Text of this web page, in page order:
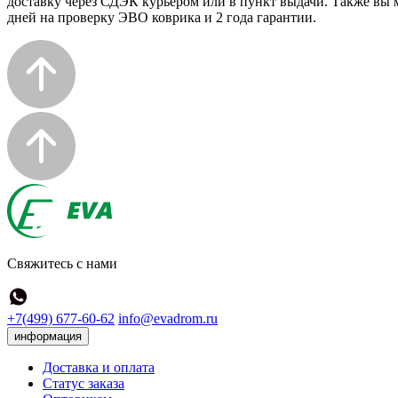
дней на проверку ЭВО коврика и 2 года гарантии.
Свяжитесь с нами
+7(499) 677-60-62 info@evadrom.ru
информация
Доставка и оплата
Статус заказа